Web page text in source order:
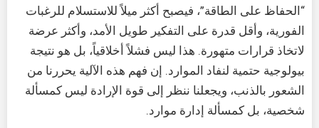
“الحفاظ على الطاقة”، فيصبح أكثر ميلاً للاستسلام للرغبات
الفورية، وأقل قدرة على التفكير طويل الأمد، وأكثر عرضة
لاتخاذ قرارات متهورة. هذا ليس فشلاً أخلاقياً، بل هو نتيجة
بيولوجية حتمية لنفاد الموارد. إن فهم هذه الآلية يحررنا من
الشعور بالذنب، ويجعلنا ننظر إلى قوة الإرادة ليس كمسألة
شخصية، بل كمسألة إدارة موارد.